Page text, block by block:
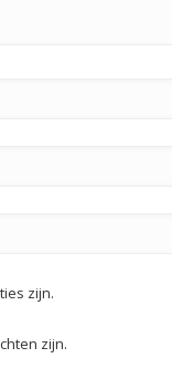
zijn.
zijn.